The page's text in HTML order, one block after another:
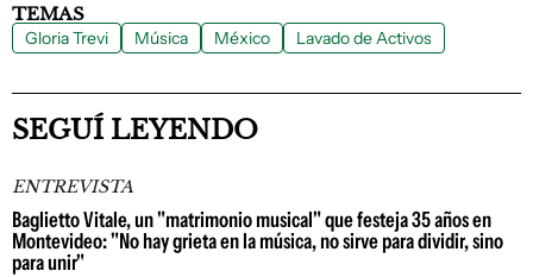
TEMAS
Gloria Trevi Música México Lavado de Activos
SEGUÍ LEYENDO
ENTREVISTA
Baglietto Vitale, un "matrimonio musical" que festeja 35 años en
Montevideo: "No hay grieta en la música, no sirve para dividir, sino
para unir"